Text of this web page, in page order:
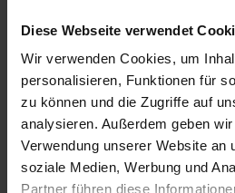
Diese Webseite verwendet
Wir verwenden Cookies, um
personalisieren, Funktionen für
zu können und die Zugriffe auf
analysieren. Außerdem geben
Verwendung unserer Website an
soziale Medien, Werbung und
Partner führen diese
crisis in Germany and how
CDU/CSU occurred in the 2021
doing so, it also looks at the
news and polls. Parallel events
are also considered. A look at